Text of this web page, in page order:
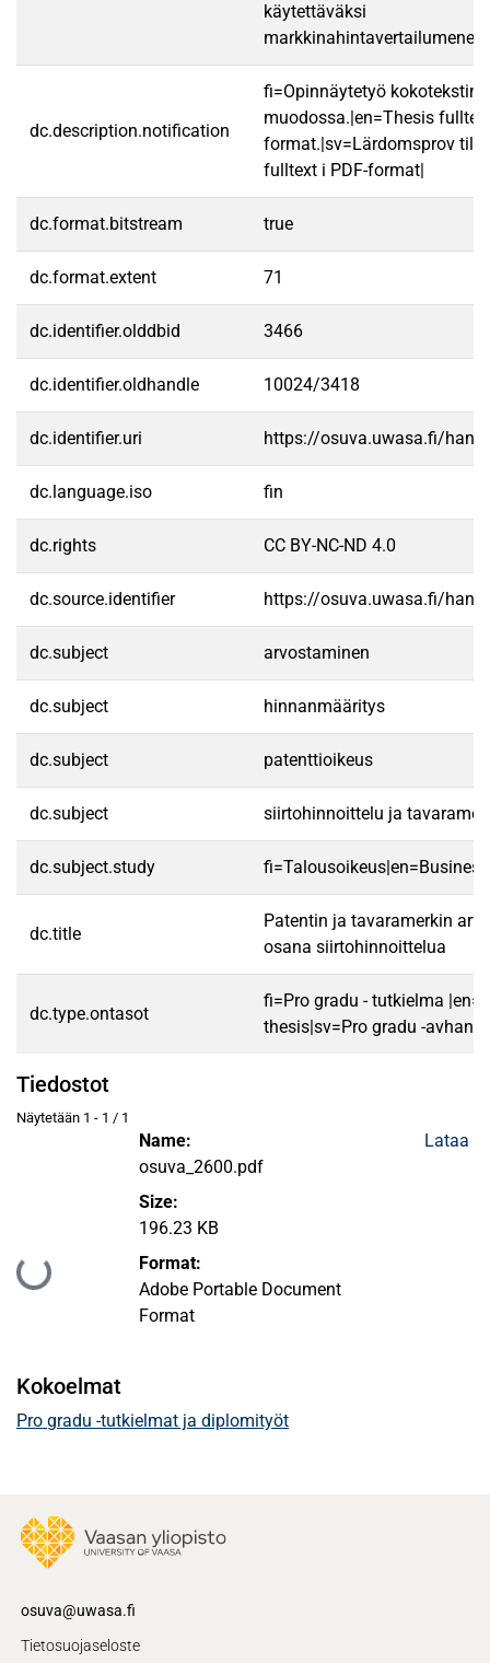
käytettäväksi
dc.description.notification
fi=Opinnäytetyö kokotekstinä
muodossa.|en=Thesis
format.|sv=Lärdomsprov
fulltext i PDF-format|
dc.format.bitstream true
dc.format.extent 71
dc.identifier.olddbid 3466
dc.identifier.oldhandle 10024/3418
dc.identifier.uri https://osuva.uwasa.fi/
dc.language.iso fin
dc.rights CC BY-NC-ND 4.0
dc.source.identifier https://osuva.uwasa.fi/
dc.subject arvostaminen
dc.subject hinnanmääritys
dc.subject patenttioikeus
dc.subject siirtohinnoittelu ja
dc.subject.study
dc.title
Patentin ja tavaramerkin
osana siirtohinnoittelua
dc.type.ontasot
fi=Pro gradu - tutkielma
thesis|sv=Pro gradu -
Tiedostot
Näytetään 1 - 1 / 1
Ladataan...
Name:
osuva_2600.pdf
Size:
196.23 KB
Format:
Adobe Portable Document
Format
Lataa
Kokoelmat
Pro gradu -tutkielmat ja diplomityöt
osuva@uwasa.fi
Tietosuojaseloste